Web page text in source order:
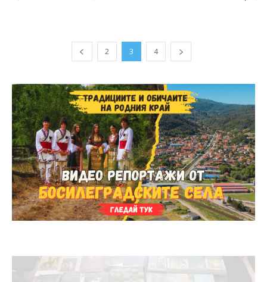
2 3 4